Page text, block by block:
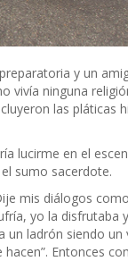
y un
vivía ninguna
las pláticas
lucirme en el
sumo sacerdote.
mis diálogos
yo la disfrutaba
un ladrón siendo
Entonces